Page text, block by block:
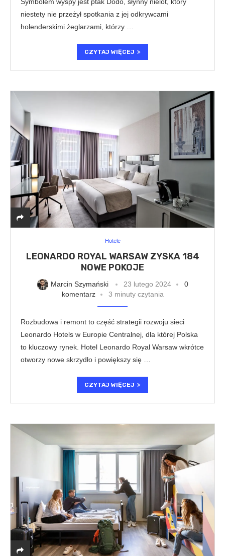
niestety nie przeżył spotkania z jej odkrywcami
holenderskimi żeglarzami, którzy …
CZYTAJ WIĘCEJ
Hotele
LEONARDO ROYAL WARSAW ZYSKA 184
NOWE POKOJE
Marcin Szymański 23 lutego 2024
0
komentarz
3 minuty czytania
Rozbudowa i remont to część strategii rozwoju sieci
Leonardo Hotels w Europie Centralnej, dla której Polska
to kluczowy rynek. Hotel Leonardo Royal Warsaw wkrótce
otworzy nowe skrzydło i powiększy się …
CZYTAJ WIĘCEJ